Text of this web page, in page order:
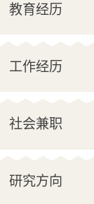
教育经历
工作经历
社会兼职
研究方向